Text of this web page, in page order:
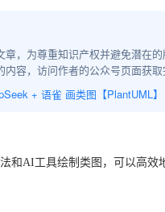
章，为尊重知识产权并避免潜在
容，访问作者的公众号页面获取
+ 语雀 画类图【PlantUML】
和AI工具绘制类图，可以高效